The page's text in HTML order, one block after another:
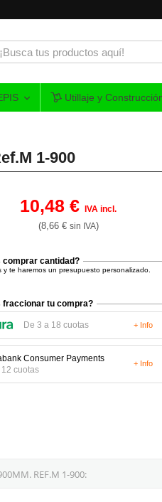
Utillaje y
1-900
10,48 €IVA incl.
(8,66 € sin IVA)
comprar cantidad?
y te haremos un presupuesto personalizado.
fraccionar tu compra?
De 3 a 18 cuotas + Info
12 cuotas
+ Info
REF.M 1-900: